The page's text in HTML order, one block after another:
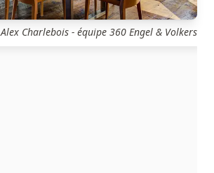
Alex Charlebois - équipe 360 Engel & Volkers